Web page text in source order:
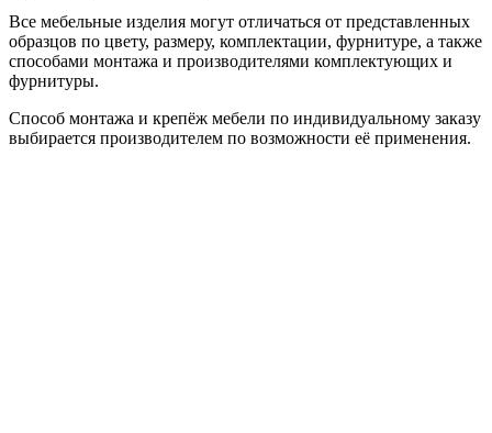
Все мебельные изделия могут отличаться от представленных
образцов по цвету, размеру, комплектации, фурнитуре, а также
способами монтажа и производителями комплектующих и
фурнитуры.
Способ монтажа и крепёж мебели по индивидуальному заказу
выбирается производителем по возможности её применения.